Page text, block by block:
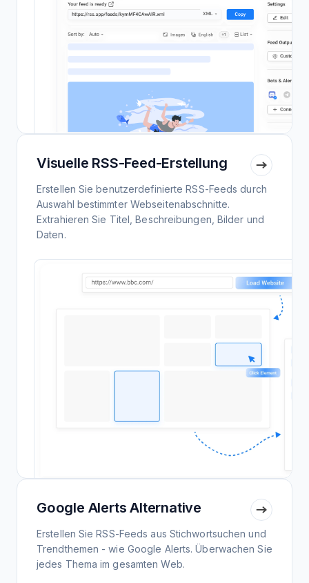
Visuelle RSS-Feed-Erstellung
Erstellen Sie benutzerdefinierte RSS-Feeds durch
Auswahl bestimmter Webseitenabschnitte.
Extrahieren Sie Titel, Beschreibungen, Bilder und
Daten.
Google Alerts Alternative
Erstellen Sie RSS-Feeds aus Stichwortsuchen und
Trendthemen - wie Google Alerts. Überwachen Sie
jedes Thema im gesamten Web.